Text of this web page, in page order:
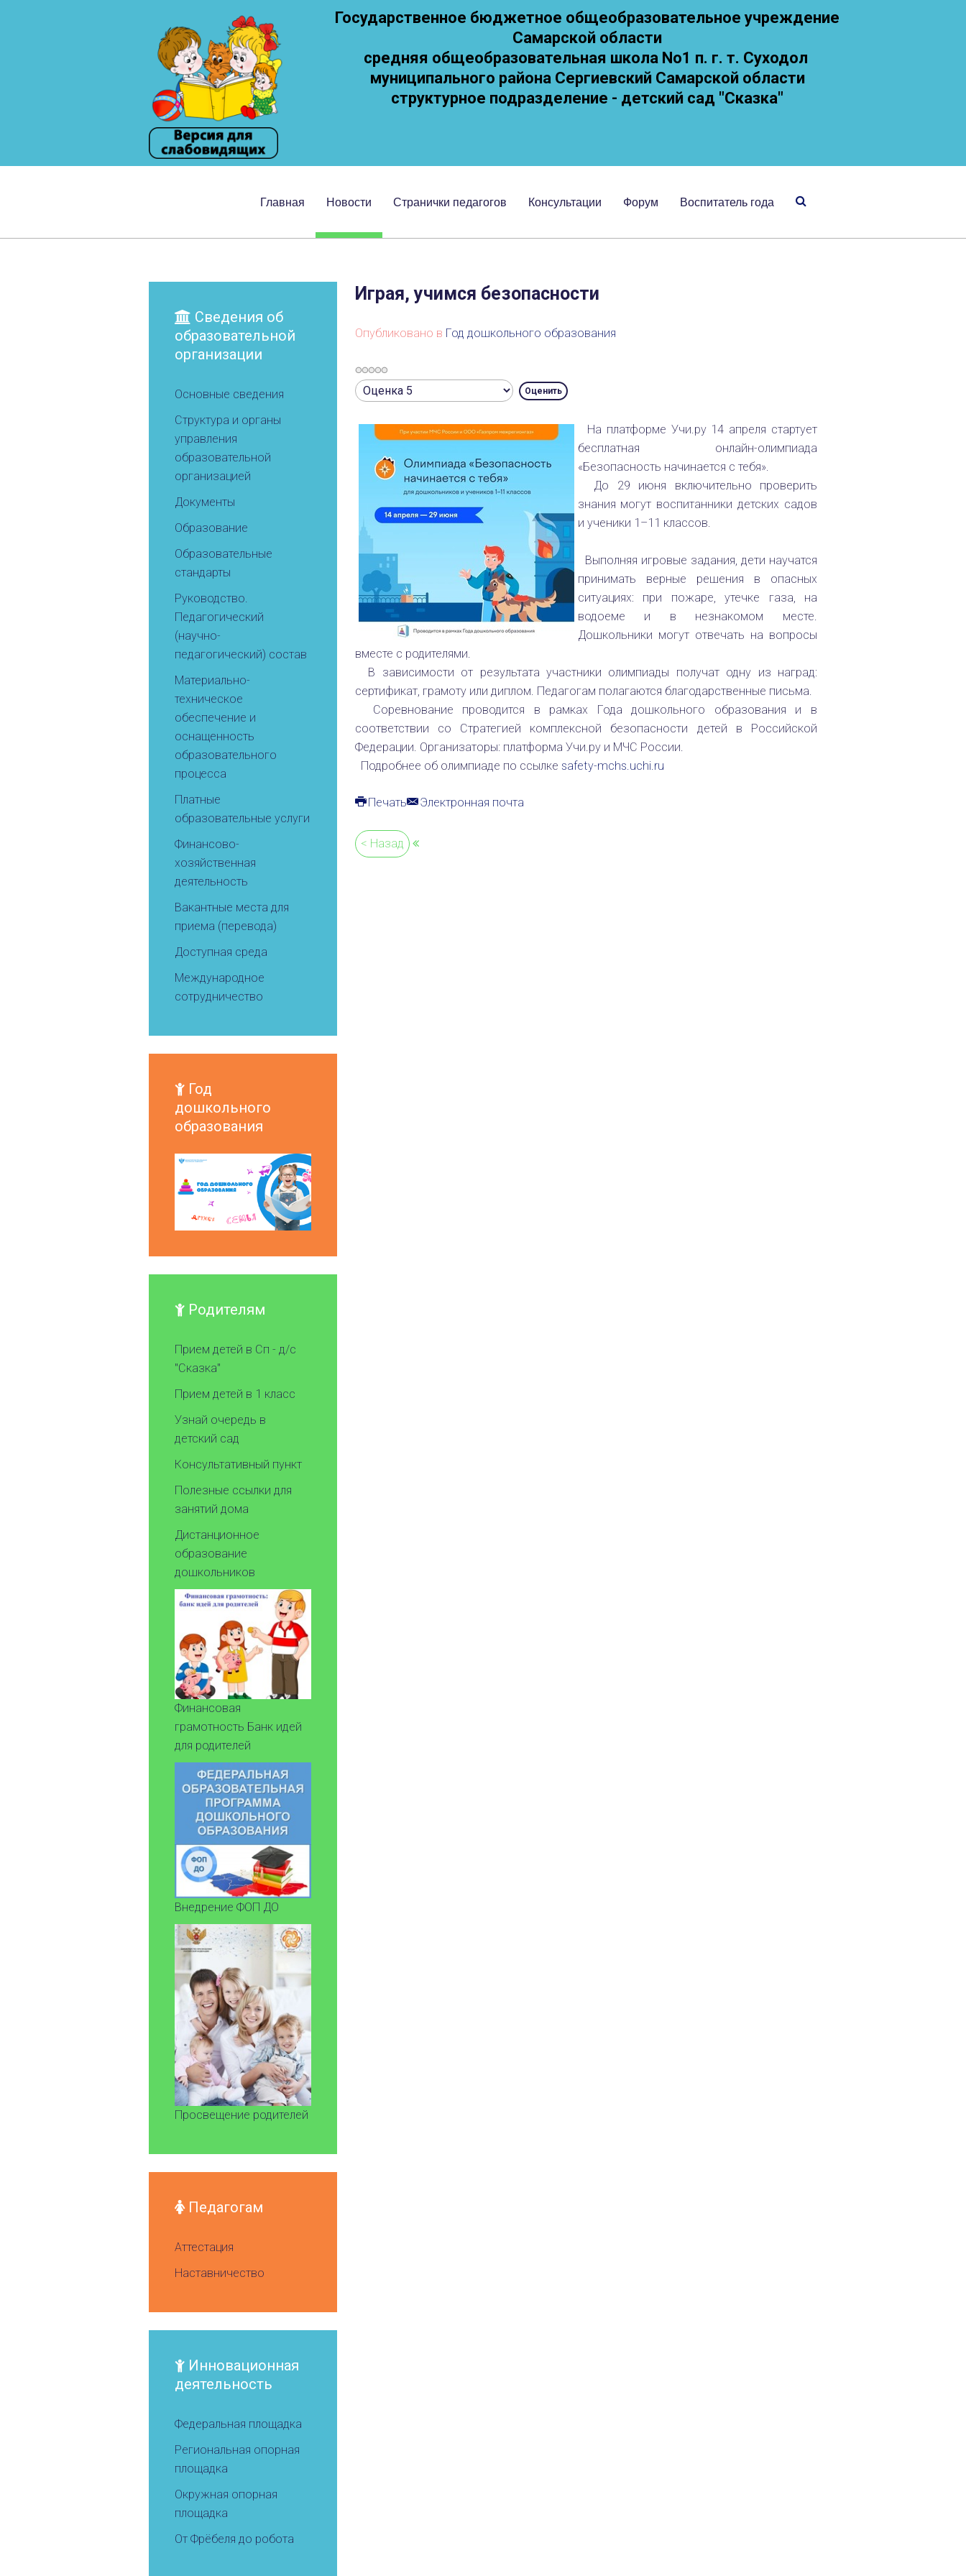
Государственное бюджетное общеобразовательное учреждение
Самарской области
средняя общеобразовательная школа No1 п. г. т. Суходол
муниципального района Сергиевский Самарской области
cтруктурное подразделение - детский сад "Сказка"
Главная Новости Странички педагогов Консультации Форум Воспитатель года
Играя, учимся безопасности
Опубликовано в Год дошкольного образования
Рейтинг:
0/5
Пожалуйста,
На платформе Учи.ру 14 апреля стартует
бесплатная онлайн-олимпиада
«Безопасность начинается с тебя».
До 29 июня включительно проверить
знания могут воспитанники детских садов
и ученики 1–11 классов.
Выполняя игровые задания, дети научатся
принимать верные решения в опасных
ситуациях: при пожаре, утечке газа, на
водоеме и в незнакомом месте.
Дошкольники могут отвечать на вопросы
вместе с родителями.
В зависимости от результата участники олимпиады получат одну из наград:
сертификат, грамоту или диплом. Педагогам полагаются благодарственные письма.
Соревнование проводится в рамках Года дошкольного образования и в
соответствии со Стратегией комплексной безопасности детей в Российской
Федерации. Организаторы: платформа Учи.ру и МЧС России.
Подробнее об олимпиаде по ссылке safety-mchs.uchi.ru
Печать Электронная почта
< Назад
Сведения об
образовательной
организации
Основные сведения
Структура и органы
управления
образовательной
организацией
Документы
Образование
Образовательные
стандарты
Руководство.
Педагогический
(научно-
педагогический) состав
Материально-
техническое
обеспечение и
оснащенность
образовательного
процесса
Платные
образовательные услуги
Финансово-
хозяйственная
деятельность
Вакантные места для
приема (перевода)
Доступная среда
Международное
сотрудничество
Год
дошкольного
образования
Родителям
Прием детей в Сп - д/с
"Сказка"
Прием детей в 1 класс
Узнай очередь в
детский сад
Консультативный пункт
Полезные ссылки для
занятий дома
Дистанционное
образование
дошкольников
Финансовая
грамотность Банк идей
для родителей
Внедрение ФОП ДО
Просвещение родителей
Педагогам
Аттестация
Наставничество
Инновационная
деятельность
Федеральная площадка
Региональная опорная
площадка
Окружная опорная
площадка
От Фрёбеля до робота